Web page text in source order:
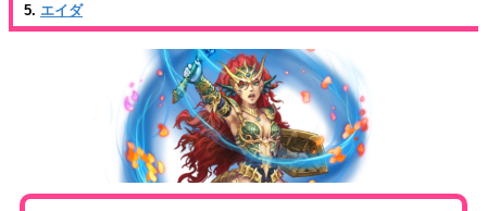
5. エイダ